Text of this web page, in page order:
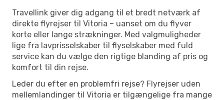
Travellink giver dig adgang til et bredt netværk af
direkte flyrejser til Vitoria – uanset om du flyver
korte eller lange strækninger. Med valgmuligheder
lige fra lavprisselskaber til flyselskaber med fuld
service kan du vælge den rigtige blanding af pris og
komfort til din rejse.
Leder du efter en problemfri rejse? Flyrejser uden
mellemlandinger til Vitoria er tilgængelige fra mange